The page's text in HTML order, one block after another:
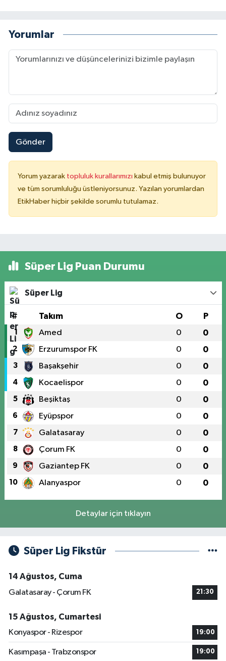
Yorumlar
Gönder
Yorum yazarak topluluk kurallarımızı kabul etmiş bulunuyor
ve tüm sorumluluğu üstleniyorsunuz. Yazılan yorumlardan
EtikHaber hiçbir şekilde sorumlu tutulamaz.
Süper Lig Puan Durumu
Süper Lig
# Takım O P
1 Amed 0 0
2 Erzurumspor FK 0 0
3 Başakşehir 0 0
4 Kocaelispor 0 0
5 Beşiktaş 0 0
6 Eyüpspor 0 0
7 Galatasaray 0 0
8 Çorum FK 0 0
9 Gaziantep FK 0 0
10 Alanyaspor 0 0
Detaylar için tıklayın
Süper Lig Fikstür
14 Ağustos, Cuma
Galatasaray - Çorum FK
21:30
15 Ağustos, Cumartesi
Konyaspor - Rizespor
19:00
Kasımpaşa - Trabzonspor 19:00